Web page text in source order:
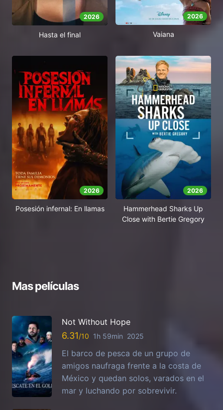
2026
Hasta el final
2026
Vaiana
2026
Posesión infernal: En llamas
2026
Hammerhead Sharks Up
Close with Bertie Gregory
Mas películas
Not Without Hope
6.31 1h 59min 2025
El barco de pesca de un grupo de
amigos naufraga frente a la costa de
México y quedan solos, varados en el
mar y luchando por sobrevivir.